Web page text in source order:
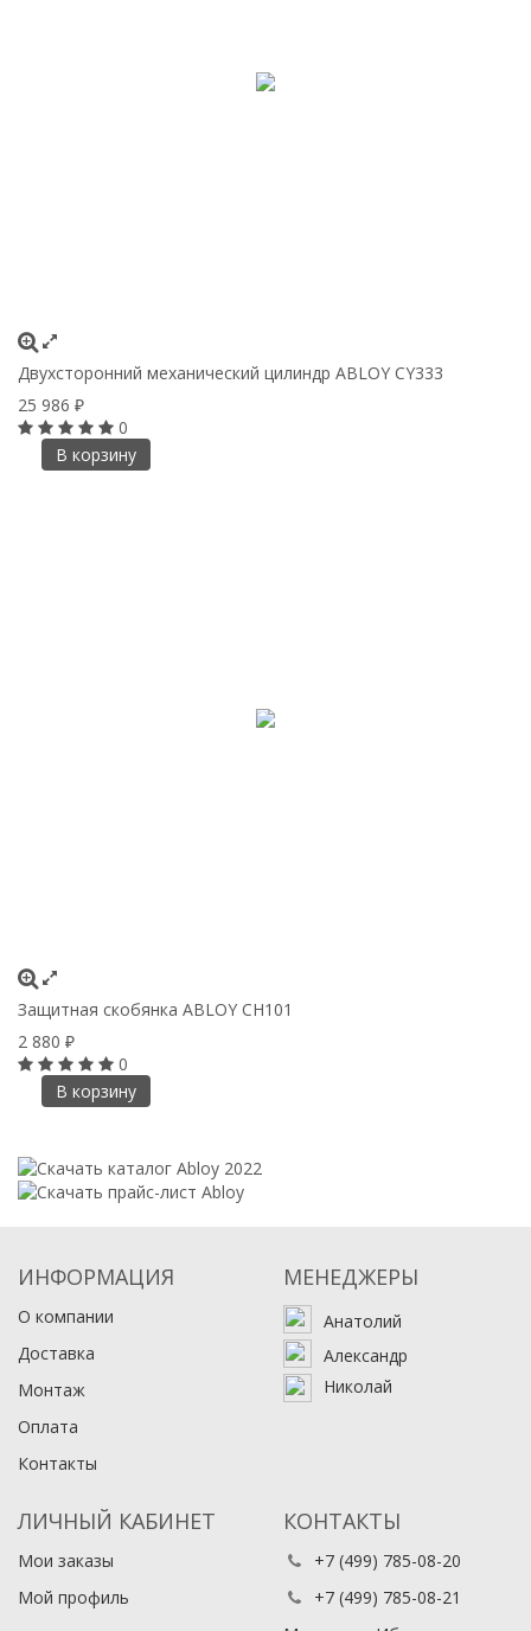
Двухсторонний механический цилиндр ABLOY CY333
25 986 ₽
0
В корзину
Защитная скобянка ABLOY CH101
2 880 ₽
0
В корзину
ИНФОРМАЦИЯ
О компании
Доставка
Монтаж
Оплата
Контакты
МЕНЕДЖЕРЫ
Анатолий
Александр
Николай
ЛИЧНЫЙ КАБИНЕТ
Мои заказы
Мой профиль
КОНТАКТЫ
+7 (499) 785-08-20
+7 (499) 785-08-21